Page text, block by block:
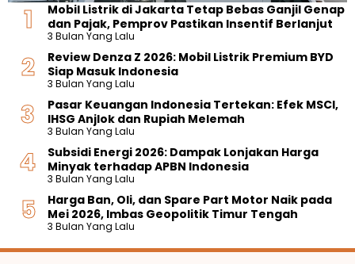
Mobil Listrik di Jakarta Tetap Bebas Ganjil Genap
dan Pajak, Pemprov Pastikan Insentif Berlanjut
3 Bulan Yang Lalu
Review Denza Z 2026: Mobil Listrik Premium BYD
Siap Masuk Indonesia
3 Bulan Yang Lalu
Pasar Keuangan Indonesia Tertekan: Efek MSCI,
IHSG Anjlok dan Rupiah Melemah
3 Bulan Yang Lalu
Subsidi Energi 2026: Dampak Lonjakan Harga
Minyak terhadap APBN Indonesia
3 Bulan Yang Lalu
Harga Ban, Oli, dan Spare Part Motor Naik pada
Mei 2026, Imbas Geopolitik Timur Tengah
3 Bulan Yang Lalu